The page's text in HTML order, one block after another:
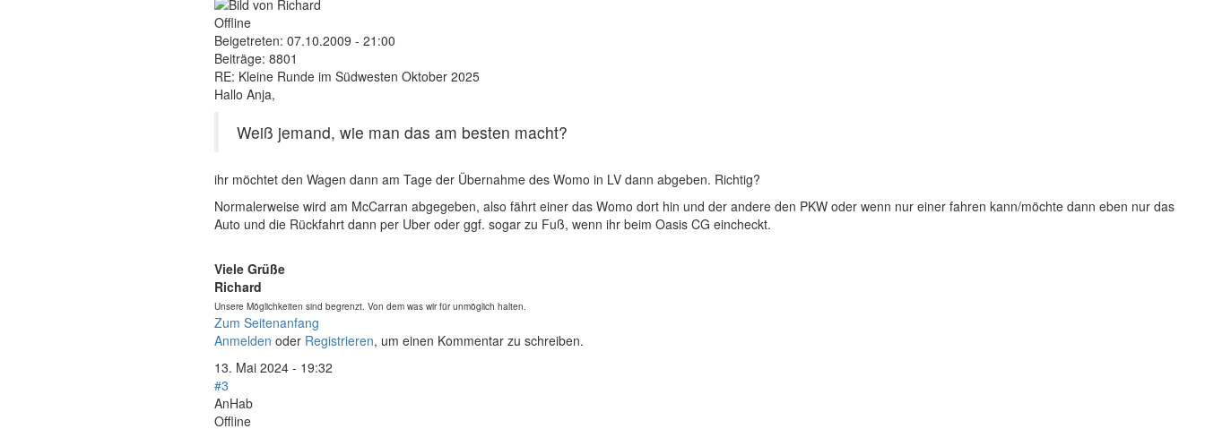
Offline
Beigetreten: 07.10.2009 - 21:00
Beiträge: 8801
RE: Kleine Runde im Südwesten Oktober 2025
Hallo Anja,
Weiß jemand, wie man das am besten macht?
ihr möchtet den Wagen dann am Tage der Übernahme des Womo in LV dann abgeben. Richtig?
Normalerweise wird am McCarran abgegeben, also fährt einer das Womo dort hin und der andere den PKW oder wenn nur einer fahren kann/möchte dann eben nur das
Auto und die Rückfahrt dann per Uber oder ggf. sogar zu Fuß, wenn ihr beim Oasis CG eincheckt.
Viele Grüße
Richard
Unsere Möglichkeiten sind begrenzt. Von dem was wir für unmöglich halten.
Zum Seitenanfang
Anmelden oder Registrieren, um einen Kommentar zu schreiben.
13. Mai 2024 - 19:32
#3
AnHab
Offline